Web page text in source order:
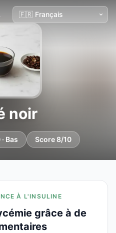
noir
Bas Score 8/10
À L'INSULINE
grâce à de